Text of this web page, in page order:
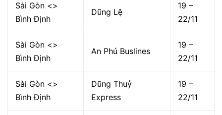
Sài Gòn <>
Bình Định
Dũng Lệ
19 –
22/11
Sài Gòn <>
Bình Định
An Phú Buslines
19 –
22/11
Sài Gòn <>
Bình Định
Dũng Thuỷ
Express
19 –
22/11